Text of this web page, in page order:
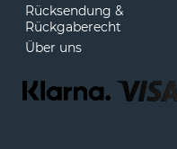
Rücksendung &
Rückgaberecht
Über uns